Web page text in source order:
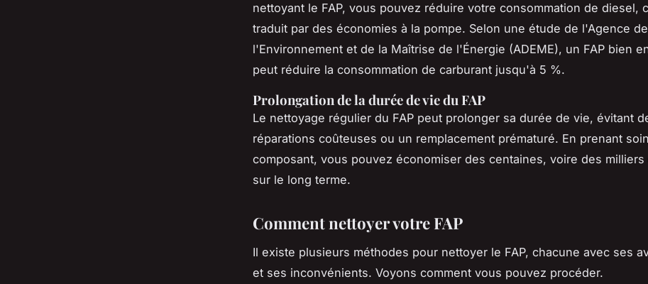
nettoyant le FAP, vous pouvez réduire votre consommation de diesel,
traduit par des économies à la pompe. Selon une étude de l'Agence de
l'Environnement et de la Maîtrise de l'Énergie (ADEME), un FAP bien
peut réduire la consommation de carburant jusqu'à 5 %.
Prolongation de la durée de vie du FAP
Le nettoyage régulier du FAP peut prolonger sa durée de vie, évitant
réparations coûteuses ou un remplacement prématuré. En prenant
composant, vous pouvez économiser des centaines, voire des
sur le long terme.
Comment nettoyer votre FAP
Il existe plusieurs méthodes pour nettoyer le FAP, chacune avec ses
et ses inconvénients. Voyons comment vous pouvez procéder.